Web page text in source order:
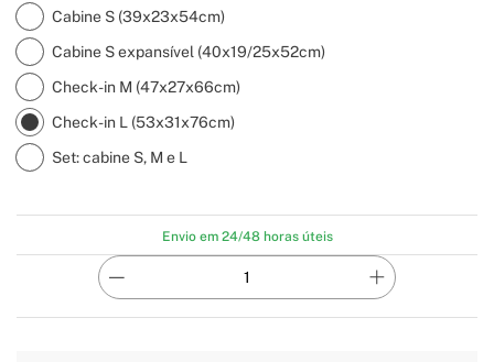
Cabine S (39x23x54cm)
Cabine S expansível (40x19/25x52cm)
Check-in M (47x27x66cm)
Check-in L (53x31x76cm)
Set: cabine S, M e L
Envio em 24/48 horas úteis